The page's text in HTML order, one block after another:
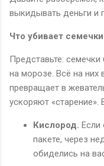
выкидывать деньги и
Что убивает
Представьте:
на морозе. Всё на них
превращает в
ускоряют «старение».
Кислород. Если
пакете, через
обиделись на